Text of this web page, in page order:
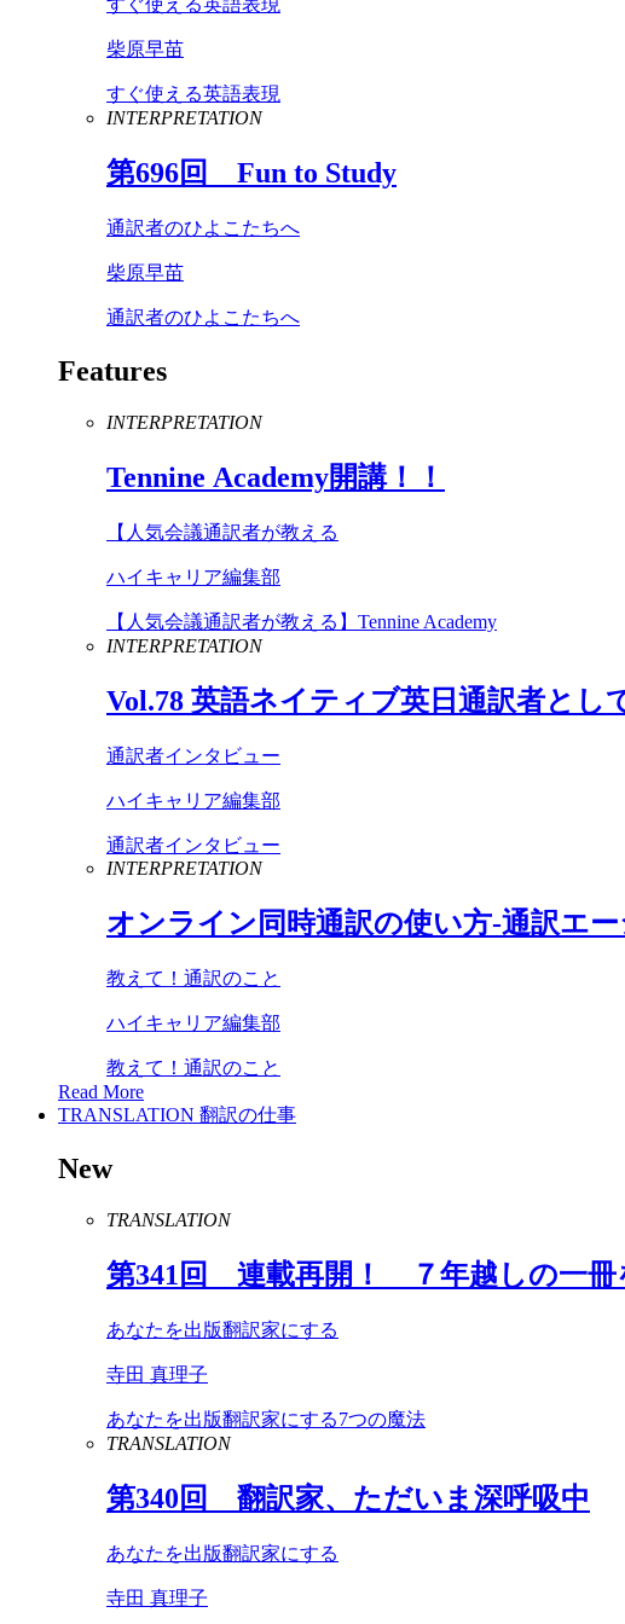
すぐ使える英語表現
柴原早苗
すぐ使える英語表現
INTERPRETATION
第696回 Fun to Study
通訳者のひよこたちへ
柴原早苗
通訳者のひよこたちへ
Features
INTERPRETATION
Tennine Academy開講！！
【人気会議通訳者が教える
ハイキャリア編集部
【人気会議通訳者が教える】Tennine Academy
INTERPRETATION
Vol.78 英語ネイティブ英日通訳者とし
通訳者インタビュー
ハイキャリア編集部
通訳者インタビュー
INTERPRETATION
オンライン同時通訳の使い方-通訳エ
教えて！通訳のこと
ハイキャリア編集部
教えて！通訳のこと
Read More
TRANSLATION 翻訳の仕事
New
TRANSLATION
第341 回 連載再開！ ７年越しの一冊
あなたを出版翻訳家にする
寺田 真理子
あなたを出版翻訳家にする7つの魔法
TRANSLATION
第340回 翻訳家、ただいま深呼吸中
あなたを出版翻訳家にする
寺田 真理子